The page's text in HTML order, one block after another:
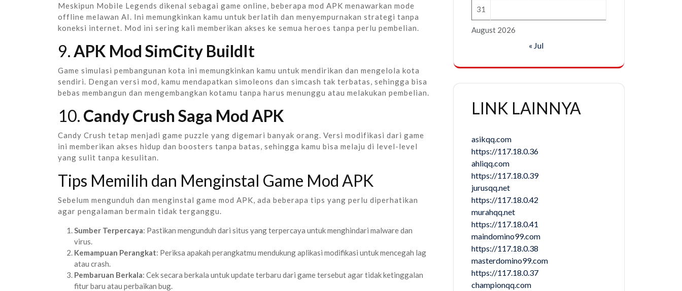
Meskipun Mobile Legends dikenal sebagai game online, beberapa mod APK menawarkan mode
offline melawan AI. Ini memungkinkan kamu untuk berlatih dan menyempurnakan strategi tanpa
koneksi internet. Mod ini sering kali memberikan akses ke semua heroes tanpa perlu pembelian.
9. APK Mod SimCity BuildIt
Game simulasi pembangunan kota ini memungkinkan kamu untuk mendirikan dan mengelola kota
sendiri. Dengan versi mod, kamu mendapatkan simoleons dan simcash tak terbatas, sehingga bisa
bebas membangun dan mengembangkan kotamu tanpa harus menunggu atau melakukan pembelian.
10. Candy Crush Saga Mod APK
Candy Crush tetap menjadi game puzzle yang digemari banyak orang. Versi modifikasi dari game
ini memberikan akses hidup dan boosters tanpa batas, sehingga kamu bisa melaju di level-level
yang sulit tanpa kesulitan.
Tips Memilih dan Menginstal Game Mod APK
Sebelum mengunduh dan menginstal game mod APK, ada beberapa tips yang perlu diperhatikan
agar pengalaman bermain tidak terganggu.
Sumber Terpercaya: Pastikan mengunduh dari situs yang terpercaya untuk menghindari malware dan
virus.
Kemampuan Perangkat: Periksa apakah perangkatmu mendukung aplikasi modifikasi untuk mencegah lag
atau crash.
Pembaruan Berkala: Cek secara berkala untuk update terbaru dari game tersebut agar tidak ketinggalan
fitur baru atau perbaikan bug.
August 2026
31
« Jul
LINK LAINNYA
asikqq.com
https://117.18.0.36
ahliqq.com
https://117.18.0.39
jurusqq.net
https://117.18.0.42
murahqq.net
https://117.18.0.41
maindomino99.com
https://117.18.0.38
masterdomino99.com
https://117.18.0.37
championqq.com